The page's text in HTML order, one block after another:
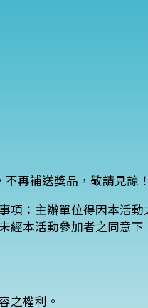
再補送獎品，敬請見諒！
：主辦單位得因本活
本活動參加者之同意
之權利。